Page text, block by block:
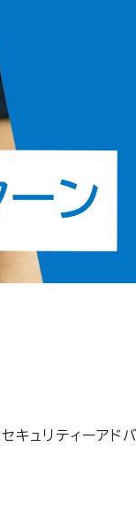
ュリティーアド